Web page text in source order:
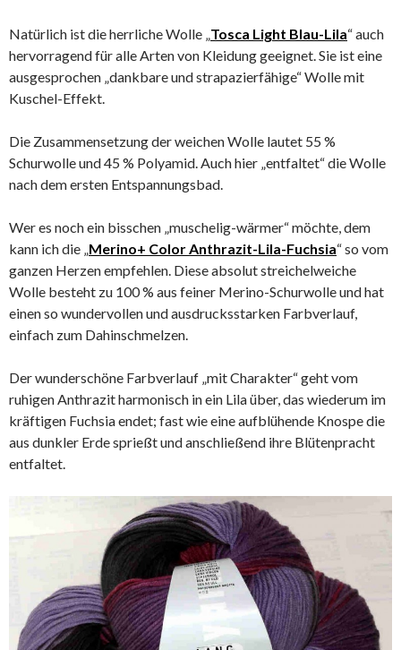
Natürlich ist die herrliche Wolle „Tosca Light Blau-Lila“ auch
hervorragend für alle Arten von Kleidung geeignet. Sie ist eine
ausgesprochen „dankbare und strapazierfähige“ Wolle mit
Kuschel-Effekt.
Die Zusammensetzung der weichen Wolle lautet 55 %
Schurwolle und 45 % Polyamid. Auch hier „entfaltet“ die Wolle
nach dem ersten Entspannungsbad.
Wer es noch ein bisschen „muschelig-wärmer“ möchte, dem
kann ich die „Merino+ Color Anthrazit-Lila-Fuchsia“ so vom
ganzen Herzen empfehlen. Diese absolut streichelweiche
Wolle besteht zu 100 % aus feiner Merino-Schurwolle und hat
einen so wundervollen und ausdrucksstarken Farbverlauf,
einfach zum Dahinschmelzen.
Der wunderschöne Farbverlauf „mit Charakter“ geht vom
ruhigen Anthrazit harmonisch in ein Lila über, das wiederum im
kräftigen Fuchsia endet; fast wie eine aufblühende Knospe die
aus dunkler Erde sprießt und anschließend ihre Blütenpracht
entfaltet.